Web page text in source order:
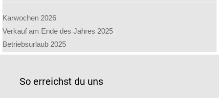
Karwochen 2026
Verkauf am Ende des Jahres 2025
Betriebsurlaub 2025
So erreichst du uns